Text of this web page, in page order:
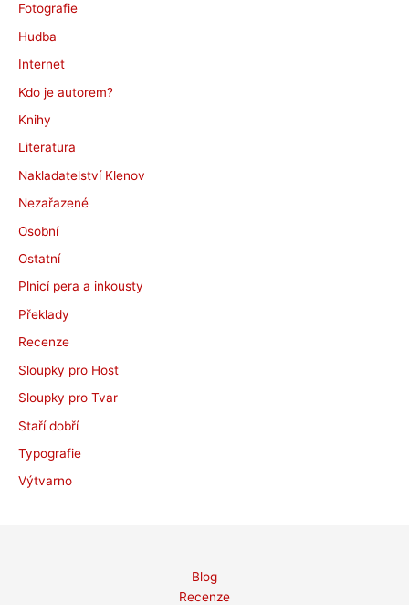
Fotografie
Hudba
Internet
Kdo je autorem?
Knihy
Literatura
Nakladatelství Klenov
Nezařazené
Osobní
Ostatní
Plnicí pera a inkousty
Překlady
Recenze
Sloupky pro Host
Sloupky pro Tvar
Staří dobří
Typografie
Výtvarno
Blog
Recenze